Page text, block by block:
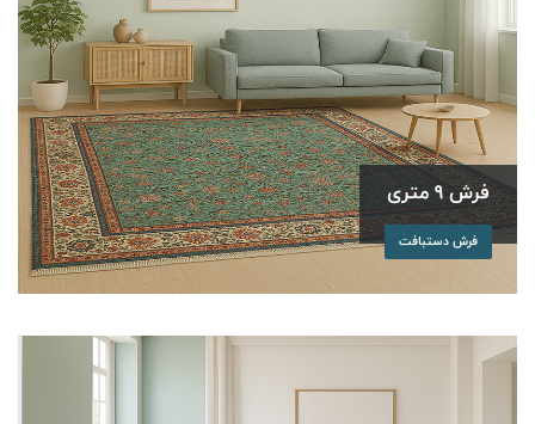
فرش 9 متری
فرش دستبافت